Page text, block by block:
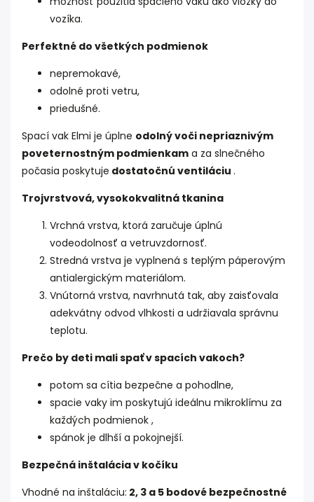
vozíka.
Perfektné do všetkých podmienok
nepremokavé,
odolné proti vetru,
priedušné.
Spací vak Elmi je úplne odolný voči nepriaznivým
poveternostným podmienkam a za slnečného
počasia poskytuje dostatočnú ventiláciu .
Trojvrstvová, vysokokvalitná tkanina
Vrchná vrstva, ktorá zaručuje úplnú
vodeodolnosť a vetruvzdornosť.
Stredná vrstva je vyplnená s teplým páperovým
antialergickým materiálom.
Vnútorná vrstva, navrhnutá tak, aby zaisťovala
adekvátny odvod vlhkosti a udržiavala správnu
teplotu.
Prečo by deti mali spať v spacích vakoch?
potom sa cítia bezpečne a pohodlne,
spacie vaky im poskytujú ideálnu mikroklímu za
každých podmienok ,
spánok je dlhší a pokojnejší.
Bezpečná inštalácia v kočíku
Vhodné na inštaláciu: 2, 3 a 5 bodové bezpečnostné